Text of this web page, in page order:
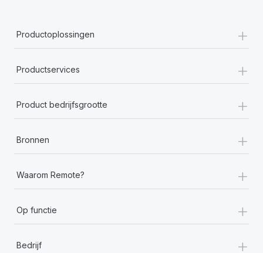
Productoplossingen +
Productservices +
Product bedrijfsgrootte +
Bronnen +
Waarom Remote? +
Op functie +
Bedrijf +